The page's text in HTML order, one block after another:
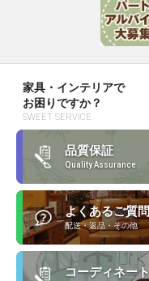
家具・インテリアで
お困りですか？
SWEET SERVICE
品質保証
Quality Assurance
よくあるご質問
配送・返品・その他
コーディネート